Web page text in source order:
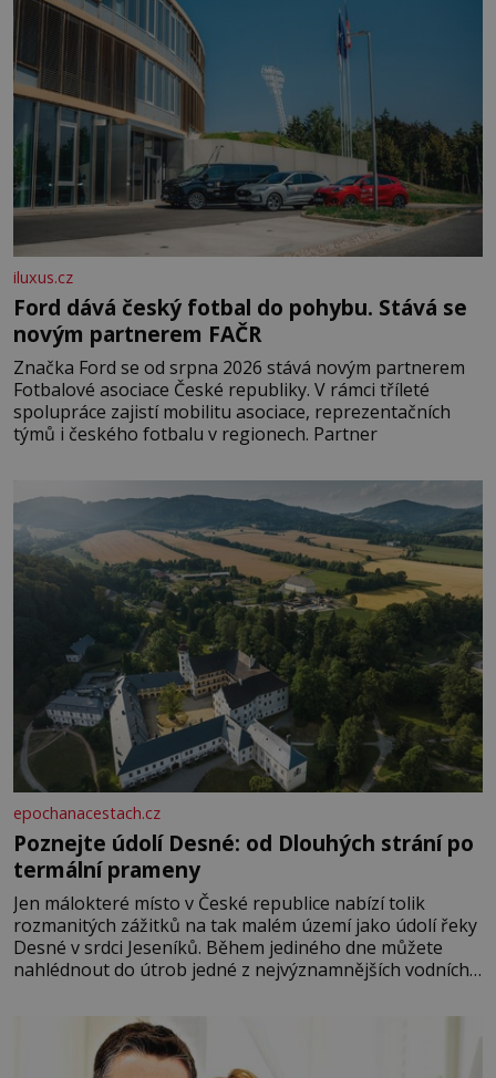
iluxus.cz
Ford dává český fotbal do pohybu. Stává se
novým partnerem FAČR
Značka Ford se od srpna 2026 stává novým partnerem
Fotbalové asociace České republiky. V rámci tříleté
spolupráce zajistí mobilitu asociace, reprezentačních
týmů i českého fotbalu v regionech. Partner
epochanacestach.cz
Poznejte údolí Desné: od Dlouhých strání po
termální prameny
Jen málokteré místo v České republice nabízí tolik
rozmanitých zážitků na tak malém území jako údolí řeky
Desné v srdci Jeseníků. Během jediného dne můžete
nahlédnout do útrob jedné z nejvýznamnějších vodních
se na koloběžce a den zakončit poznáváním památek ve
Velkých Losinách nebo v termálním